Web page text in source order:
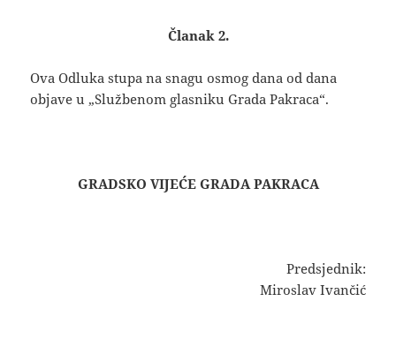
Članak 2.
Ova Odluka stupa na snagu osmog dana od dana
objave u „Službenom glasniku Grada Pakraca“.
GRADSKO VIJEĆE GRADA PAKRACA
Predsjednik:
Miroslav Ivančić